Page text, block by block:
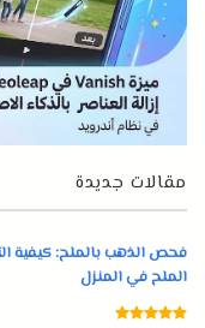
مقالات جديدة
فحص الذهب بالملح: كيفية
الملح في المنزل